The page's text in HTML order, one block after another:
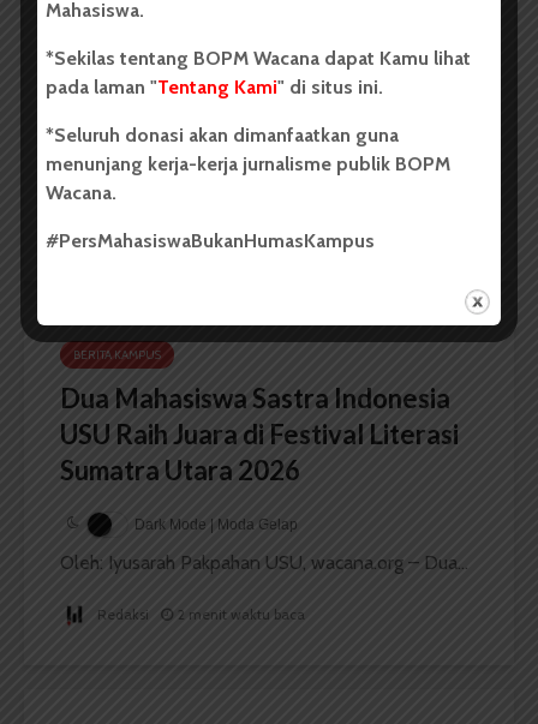
BPDP Sosialisasikan Lomba Riset
Mahasiswa 2026, Dorong Inovasi
Penelitian dalam Sektor
Perkebunan
...
Redaksi 2 menit waktu baca
BERITA KAMPUS
Dua Mahasiswa Sastra Indonesia
USU Raih Juara di Festival Literasi
Sumatra Utara 2026
Dark Mode | Moda Gelap
Oleh: Iyusarah Pakpahan USU, wacana.org – Dua...
Redaksi 2 menit waktu baca
Mahasiswa.
*Sekilas tentang BOPM Wacana dapat Kamu lihat
pada laman "Tentang Kami" di situs ini.
*Seluruh donasi akan dimanfaatkan guna
menunjang kerja-kerja jurnalisme publik BOPM
Wacana.
#PersMahasiswaBukanHumasKampus